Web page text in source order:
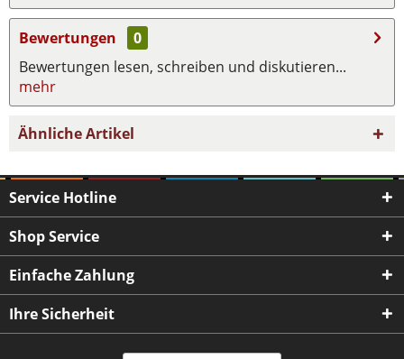
Bewertungen
0
Bewertungen lesen, schreiben und diskutieren...
mehr
Ähnliche Artikel
Service Hotline
Shop Service
Einfache Zahlung
Ihre Sicherheit